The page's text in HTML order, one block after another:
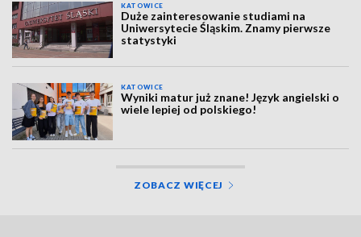
KATOWICE
Duże zainteresowanie studiami na
Uniwersytecie Śląskim. Znamy pierwsze
statystyki
KATOWICE
Wyniki matur już znane! Język angielski o
wiele lepiej od polskiego!
ZOBACZ WIĘCEJ